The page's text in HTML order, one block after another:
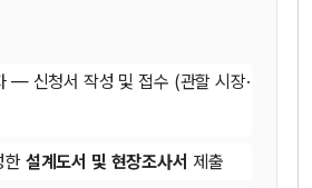
— 신청서 작성 및 접수 (관할 시장·
한 설계도서 및 현장조사서 제출